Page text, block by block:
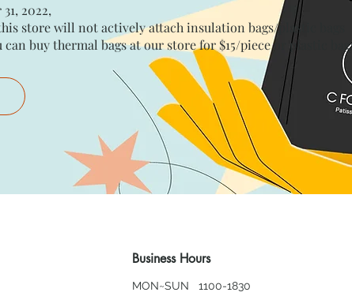
2022,
store will not actively attach insulation bags/plastic bags​
can buy thermal bags at our store for $15/piece​ or plastic
Business Hours
MON~SUN 1100-1830